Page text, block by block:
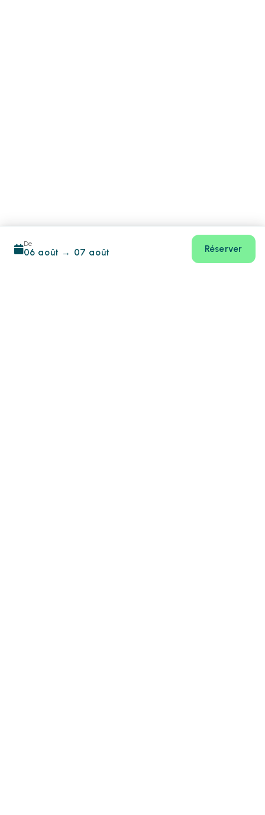
De
06 août → 07 août Réserver